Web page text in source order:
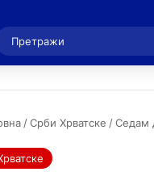
/Срби Хрватске /Седам